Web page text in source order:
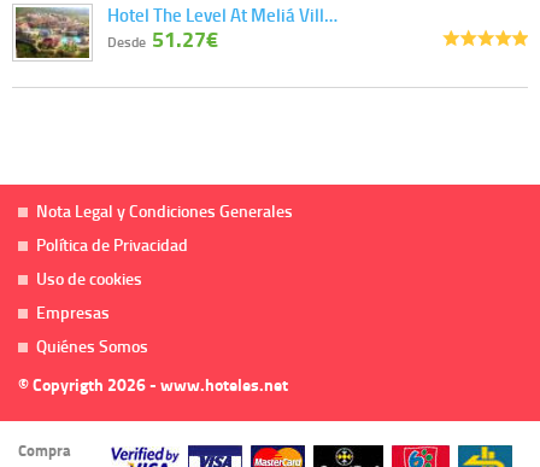
Hotel The Level At Meliá Vill…
Desde 51.27€
Nota Legal y Condiciones Generales
Política de Privacidad
Uso de cookies
Empresas
Quiénes Somos
© Copyrigth 2026 - www.hoteles.net
Compra